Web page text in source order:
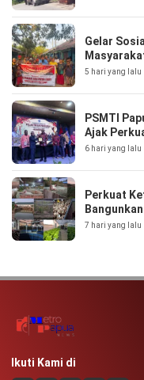
Gelar
5 hari yang lalu
PSMTI
Ajak
6 hari yang lalu
Perkuat
7 hari yang lalu
Ikuti Kami di